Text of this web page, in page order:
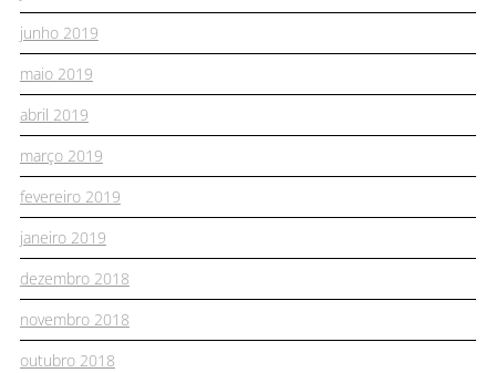
junho 2019
maio 2019
abril 2019
março 2019
fevereiro 2019
janeiro 2019
dezembro 2018
novembro 2018
outubro 2018